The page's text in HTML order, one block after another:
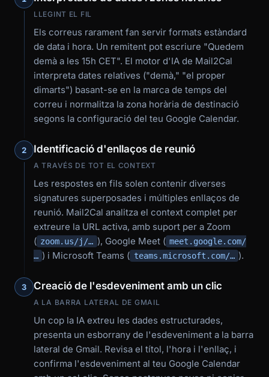
LLEGINT EL FIL
Els correus rarament fan servir formats estàndard
de data i hora. Un remitent pot escriure "Quedem
demà a les 15h CET". El motor d'IA de Mail2Cal
interpreta dates relatives ("demà," "el proper
dimarts") basant-se en la marca de temps del
correu i normalitza la zona horària de destinació
segons la configuració del teu Google Calendar.
2 Identificació d'enllaços de reunió
A TRAVÉS DE TOT EL CONTEXT
Les respostes en fils solen contenir diverses
signatures superposades i múltiples enllaços de
reunió. Mail2Cal analitza el context complet per
extreure la URL activa, amb suport per a Zoom
( zoom.us/j/… ), Google Meet ( meet.google.com/
… ) i Microsoft Teams ( teams.microsoft.com/… ).
3 Creació de l'esdeveniment amb un clic
A LA BARRA LATERAL DE GMAIL
Un cop la IA extreu les dades estructurades,
presenta un esborrany de l'esdeveniment a la barra
lateral de Gmail. Revisa el títol, l'hora i l'enllaç, i
confirma l'esdeveniment al teu Google Calendar